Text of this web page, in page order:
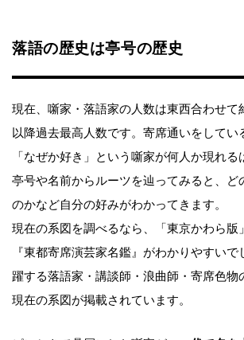
落語の歴史は亭号の歴史
現在、噺家・落語家の人数は東西合わせて
以降過去最高人数です。寄席通いをしてい
「なぜか好き」という噺家が何人か現れ
亭号や名前からルーツを辿ってみると、ど
のかなど自分の好みがわかってきます。
現在の系図を調べるなら、「東京かわら版
『東都寄席演芸家名鑑』がわかりやすい
躍する落語家・講談師・浪曲師・寄席色物
現在の系図が掲載されています。